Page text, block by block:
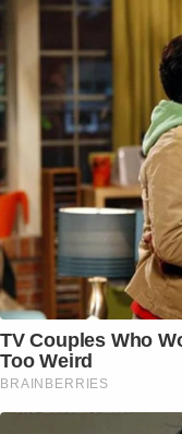
TV Couples Who
Too Weird
BRAINBERRIES